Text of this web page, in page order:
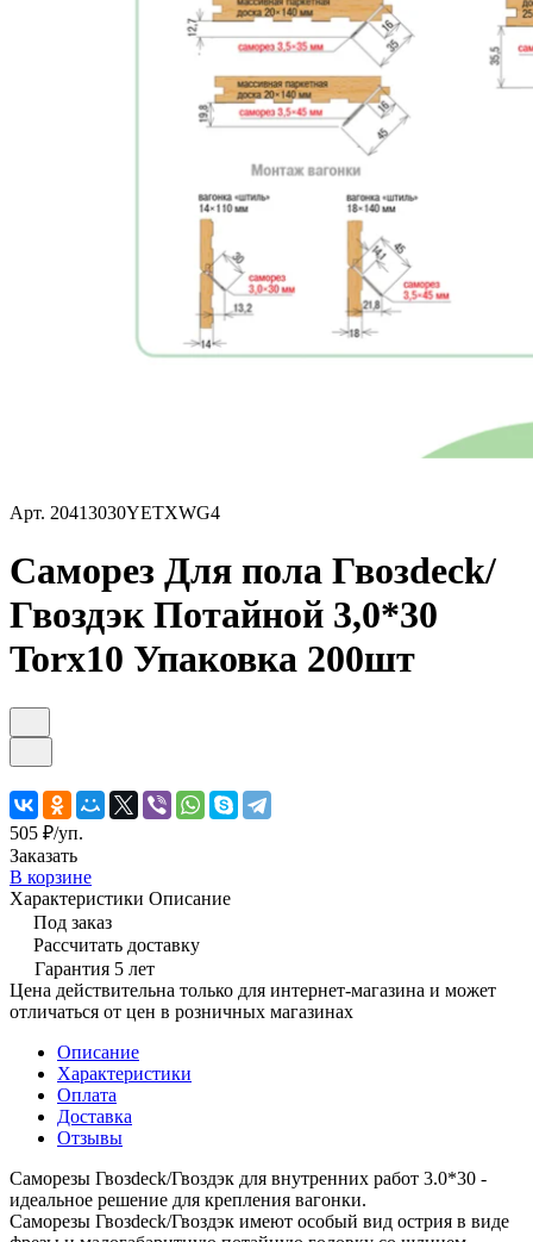
Арт. 20413030YETXWG4
Саморез Для пола Гвозdeck/
Гвоздэк Потайной 3,0*30
Torx10 Упаковка 200шт
505 ₽/уп.
Заказать
В корзине
Характеристики Описание
Под заказ
Рассчитать доставку
Гарантия 5 лет
Цена действительна только для интернет-магазина и может
отличаться от цен в розничных магазинах
Описание
Характеристики
Оплата
Доставка
Отзывы
Саморезы Гвозdeck/Гвоздэк для внутренних работ 3.0*30 -
идеальное решение для крепления вагонки.
Саморезы Гвозdeck/Гвоздэк имеют особый вид острия в виде